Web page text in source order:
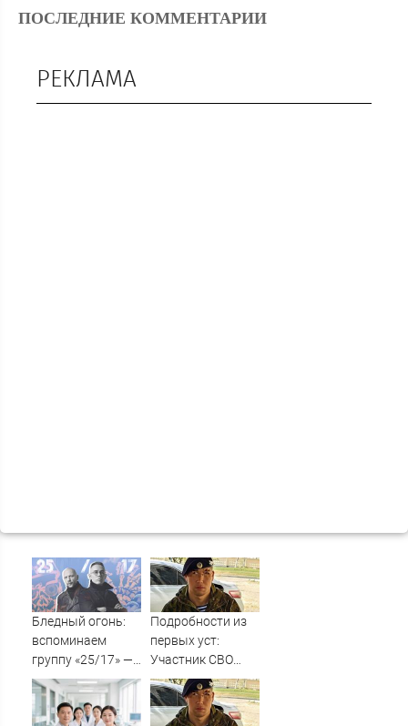
ПОСЛЕДНИЕ КОММЕНТАРИИ
РЕКЛАМА
Бледный огонь:
вспоминаем
группу «25/17» —
великую и (часто)
ужасную
Подробности из
первых уст:
Участник СВО
рассказал, что
спасло его в
схватке с